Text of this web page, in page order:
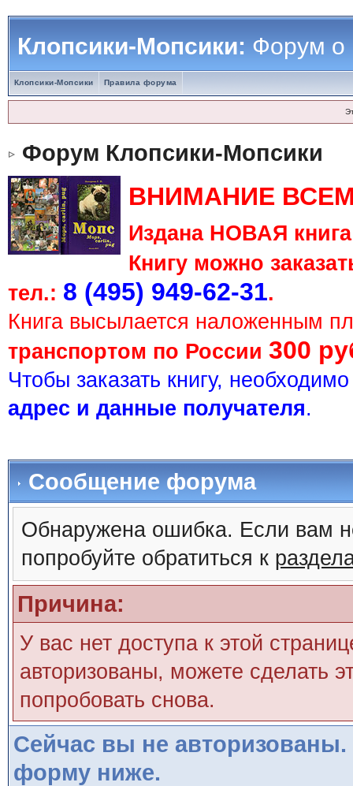
Клопсики-Мопсики:Форум о
Клопсики-Мопсики Правила форума
Форум Клопсики-Мопсики
ВНИМАНИЕ
Издана НОВАЯ
Книгу можно
тел.: 8 (495) 949-62-31.
Книга высылается наложенным
транспортом по России 300
Чтобы заказать книгу,
адрес и данные получателя.
Сообщение форума
Обнаружена ошибка. Если вам
попробуйте обратиться к
Причина:
У вас нет доступа к этой
авторизованы, можете сделать
попробовать снова.
Сейчас вы не авторизованы.
форму ниже.